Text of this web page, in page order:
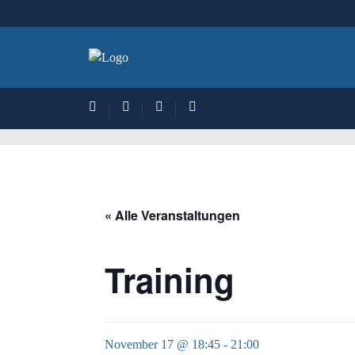
« Alle Veranstaltungen
Training
November 17 @ 18:45 - 21:00